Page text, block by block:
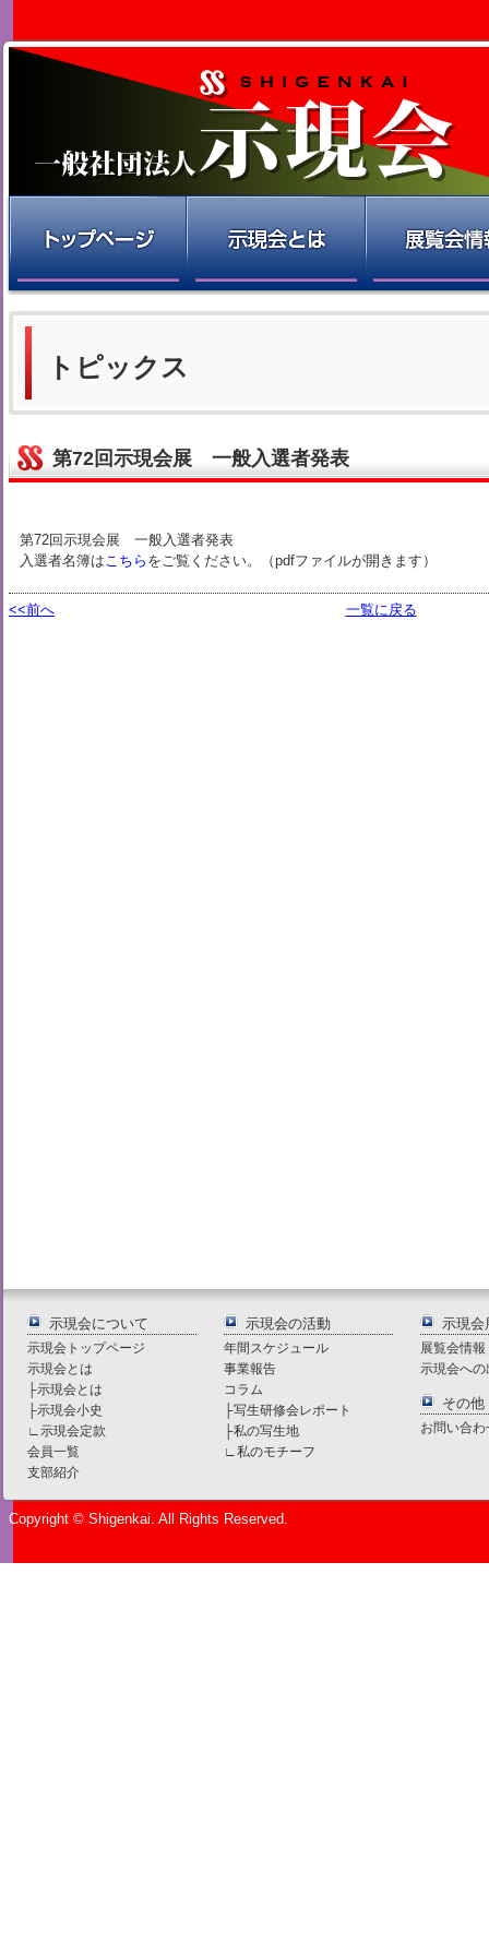
トピックス
第72回示現会展 一般入選者発表
第72回示現会展 一般入選者発表
入選者名簿はこちら をご覧ください。（pdfファイルが開きます）
<<前へ 一覧に戻る
示現会について
示現会トップページ
示現会とは
├示現会とは
├示現会小史
∟ 示現会定款
会員一覧
支部紹介
示現会の活動
年間スケジュール
事業報告
コラム
├写生研修会レポート
├私の写生地
∟ 私のモチーフ
示現会
展覧会情報
示現会へ
その他
お問い合
Copyright © Shigenkai. All Rights Reserved.